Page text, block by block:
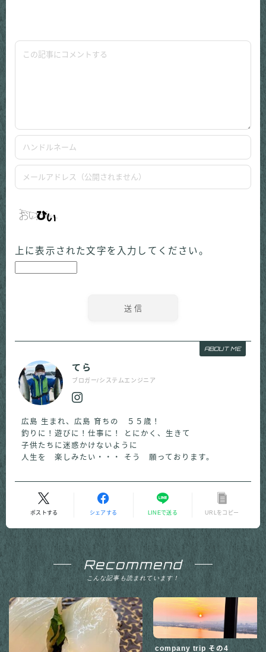
上に表示された文字を入力してください。
ABOUT ME
てら
ブロガー/システムエンジニア
広島 生まれ、広島 育ちの ５５歳！
釣りに！遊びに！仕事に！ とにかく、生きて
子供たちに迷惑かけないように
人生を 楽しみたい・・・ そう 願っております。
ポストする シェアする LINEで送る URLをコピー
Recommend
こんな記事も読まれています！
company trip その4